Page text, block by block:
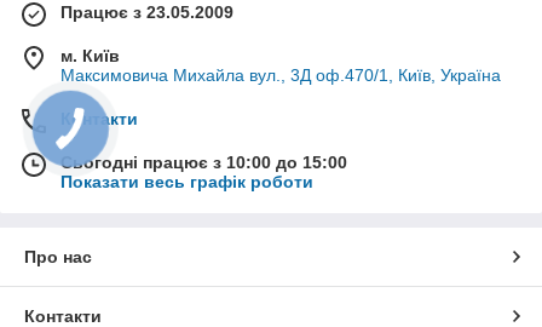
Працює з 23.05.2009
м. Київ
Максимовича Михайла вул., 3Д оф.470/1, Київ, Україна
Контакти
Сьогодні працює з 10:00 до 15:00
Показати весь графік роботи
Про нас
Контакти